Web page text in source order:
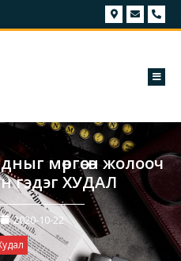
мөргөсөн жолооч
гэдэг ХУДАЛ
2020-10-22